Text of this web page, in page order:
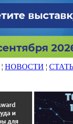
¦ НОВОСТИ ¦